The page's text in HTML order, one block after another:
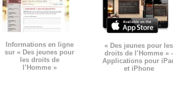
Informations en ligne
sur « Des jeunes pour
les droits de
l’Homme »
« Des jeunes pour les
droits de l’Homme » -
Applications pour
et iPhone